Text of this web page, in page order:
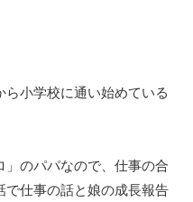
小学校に通い始めている
のパパなので、仕事の合
仕事の話と娘の成長報告